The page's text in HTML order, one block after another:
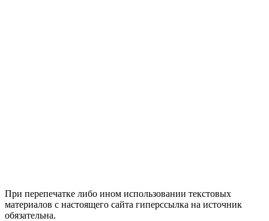
При перепечатке либо ином использовании текстовых
материалов с настоящего сайта гиперссылка на источник
обязательна.